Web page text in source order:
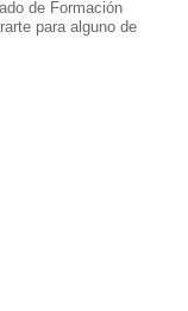
de Formación
para alguno de